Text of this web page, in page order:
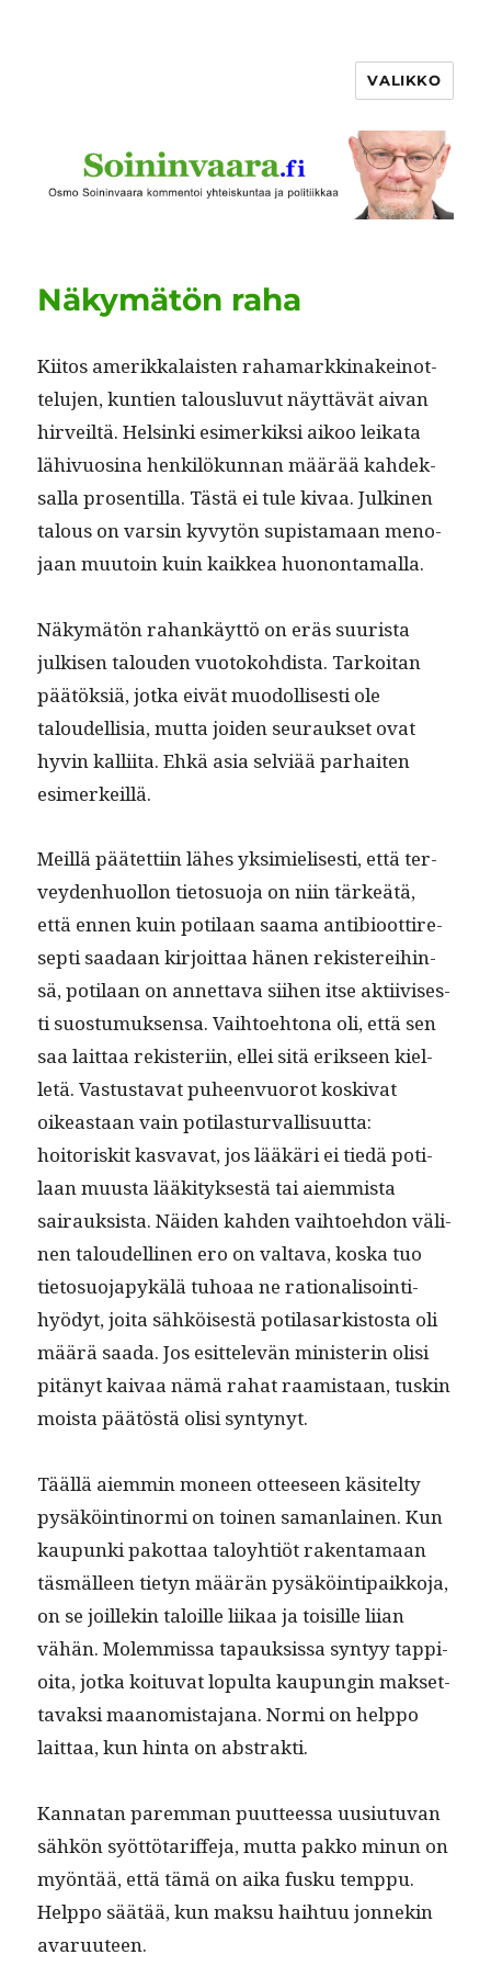
VALIKKO
Näkymätön raha
Kiitos amerikkalais­ten rahamarkki­nakeinot­
telu­jen, kun­tien talous­lu­vut näyt­tävät aivan
hir­veiltä. Helsin­ki esimerkik­si aikoo leika­ta
lähivu­osi­na henkilökun­nan määrää kahdek­
sal­la pros­en­til­la. Tästä ei tule kivaa. Julki­nen
talous on varsin kyvytön supis­ta­maan meno­
jaan muu­toin kuin kaikkea huonontamalla.
Näkymätön rahankäyt­tö on eräs suurista
julkisen talouden vuo­toko­hdista. Tarkoi­tan
päätök­siä, jot­ka eivät muodol­lis­es­ti ole
taloudel­lisia, mut­ta joiden seu­rauk­set ovat
hyvin kalli­ita. Ehkä asia selviää parhait­en
esimerkeillä.
Meil­lä päätet­ti­in läh­es yksimielis­es­ti, että ter­
vey­den­huol­lon tieto­suo­ja on niin tärkeätä,
että ennen kuin poti­laan saa­ma antibioot­tire­
sep­ti saadaan kir­joit­taa hänen rek­isterei­hin­
sä, poti­laan on annet­ta­va siihen itse akti­ivis­es­
ti suos­tu­muk­sen­sa. Vai­h­toe­htona oli, että sen
saa lait­taa rek­isteri­in, ellei sitä erik­seen kiel­
letä. Vas­tus­ta­vat puheen­vuorot koski­vat
oikeas­t­aan vain poti­las­tur­val­lisu­ut­ta:
hoitoriskit kas­va­vat, jos lääkäri ei tiedä poti­
laan muus­ta lääk­i­tyk­ses­tä tai aiem­mista
sairauk­sista. Näi­den kah­den vai­h­toe­hdon väli­
nen taloudelli­nen ero on val­ta­va, kos­ka tuo
tieto­suo­japykälä tuhoaa ne ratio­nal­isoin­ti­
hyödyt, joi­ta sähköis­es­tä poti­lasark­istos­ta oli
määrä saa­da. Jos esit­televän min­is­terin olisi
pitänyt kaivaa nämä rahat raamis­taan, tuskin
moista päätöstä olisi syntynyt.
Tääl­lä aiem­min mon­een otteeseen käsitel­ty
pysäköinti­nor­mi on toinen saman­lainen. Kun
kaupun­ki pakot­taa taloy­htiöt rak­en­ta­maan
täs­mälleen tietyn määrän pysäköin­tipaikko­ja,
on se joillekin taloille liikaa ja toisille liian
vähän. Molem­mis­sa tapauk­sis­sa syn­tyy tap­pi­
oi­ta, jot­ka koitu­vat lop­ul­ta kaupun­gin mak­set­
tavak­si maan­omis­ta­jana. Nor­mi on help­po
lait­taa, kun hin­ta on abstrakti.
Kan­natan parem­man puut­teessa uusi­u­tu­van
sähkön syöt­tö­tar­if­fe­ja, mut­ta pakko min­un on
myön­tää, että tämä on aika fusku temp­pu.
Help­po säätää, kun mak­su hai­h­tuu jon­nekin
avaruuteen.